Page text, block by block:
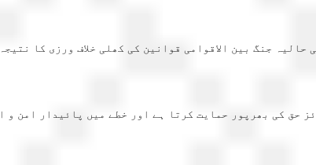
جنگ بین الاقوامی قوانین کی کھلی خلاف ورزی کا
حق کی بھرپور حمایت کرتا ہے اور خطے میں پائیدار امن